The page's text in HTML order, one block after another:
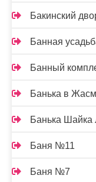
Бакинский
Банная
Банный
Банька в
Банька Шайка
Баня №11
Баня №7